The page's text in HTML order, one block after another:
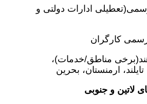
ادارات دولتی و
کارگران
مناطق/خدمات)،
تایلند، ارمنستان، بحرین
لاتین و جنوبی